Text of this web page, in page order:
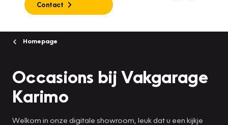
Contact
Homepage
Occasions bij Vakgarage
Karimo
Welkom in onze digitale showroom, leuk dat u een kijkje